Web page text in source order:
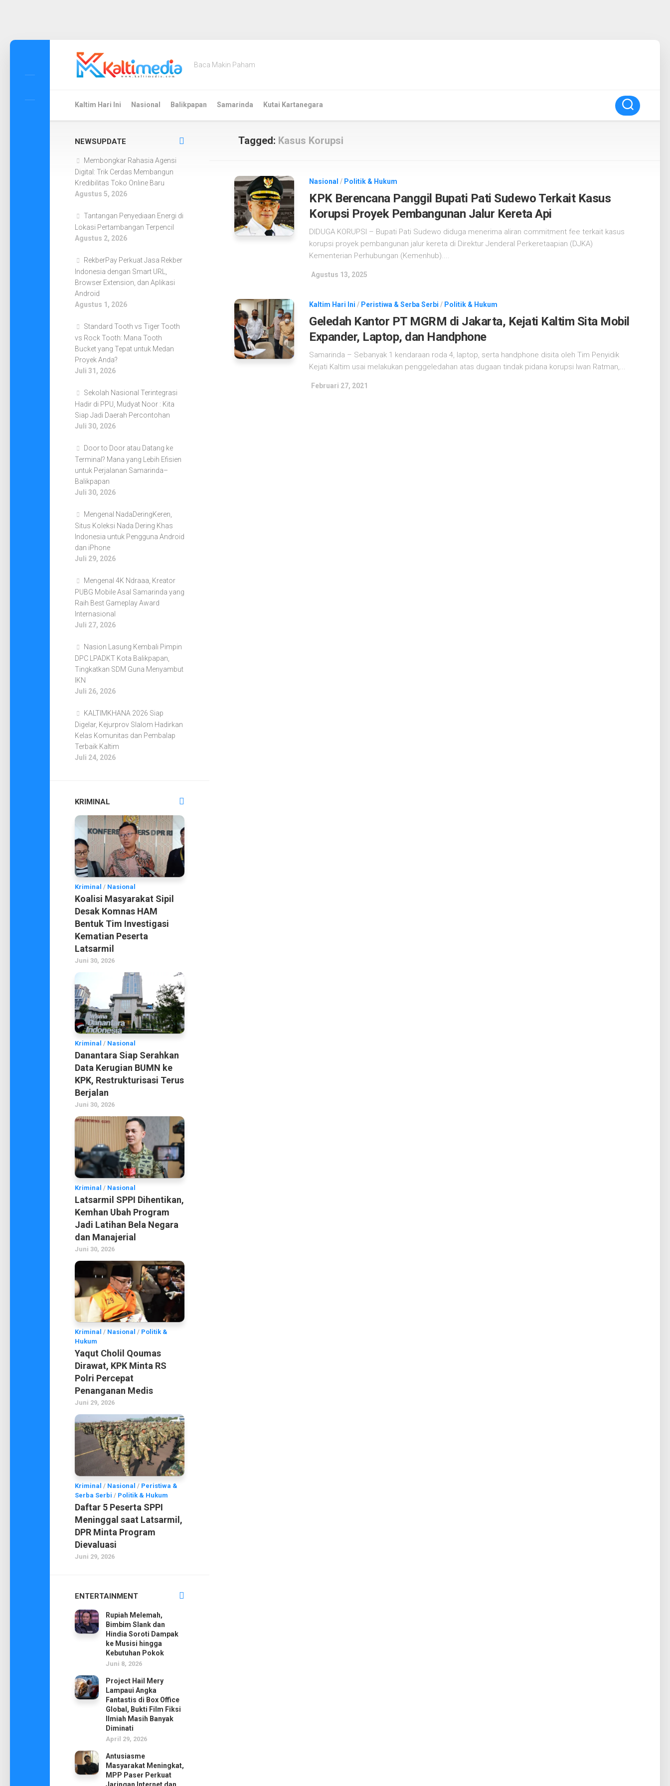
Skip
Baca Makin Paham
Kaltim Hari Ini Nasional Balikpapan Samarinda Kutai Kartanegara
Tagged: Kasus Korupsi
Nasional / Politik & Hukum
KPK Berencana Panggil Bupati Pati Sudewo Terkait Kasus
Korupsi Proyek Pembangunan Jalur Kereta Api
DIDUGA KORUPSI – Bupati Pati Sudewo diduga menerima aliran commitment fee terkait kasus
korupsi proyek pembangunan jalur kereta di Direktur Jenderal Perkeretaapian (DJKA)
Kementerian Perhubungan (Kemenhub)....
Agustus 13, 2025
Kaltim Hari Ini / Peristiwa & Serba Serbi / Politik & Hukum
Geledah Kantor PT MGRM di Jakarta, Kejati Kaltim Sita Mobil
Expander, Laptop, dan Handphone
Samarinda – Sebanyak 1 kendaraan roda 4, laptop, serta handphone disita oleh Tim Penyidik
Kejati Kaltim usai melakukan penggeledahan atas dugaan tindak pidana korupsi Iwan Ratman,...
Februari 27, 2021
NEWSUPDATE
Membongkar Rahasia Agensi
Digital: Trik Cerdas Membangun
Kredibilitas Toko Online Baru
Agustus 5, 2026
Tantangan Penyediaan Energi di
Lokasi Pertambangan Terpencil
Agustus 2, 2026
RekberPay Perkuat Jasa Rekber
Indonesia dengan Smart URL,
Browser Extension, dan Aplikasi
Android
Agustus 1, 2026
Standard Tooth vs Tiger Tooth
vs Rock Tooth: Mana Tooth
Bucket yang Tepat untuk Medan
Proyek Anda?
Juli 31, 2026
Sekolah Nasional Terintegrasi
Hadir di PPU, Mudyat Noor : Kita
Siap Jadi Daerah Percontohan
Juli 30, 2026
Door to Door atau Datang ke
Terminal? Mana yang Lebih Efisien
untuk Perjalanan Samarinda–
Balikpapan
Juli 30, 2026
Mengenal NadaDeringKeren,
Situs Koleksi Nada Dering Khas
Indonesia untuk Pengguna Android
dan iPhone
Juli 29, 2026
Mengenal 4K Ndraaa, Kreator
PUBG Mobile Asal Samarinda yang
Raih Best Gameplay Award
Internasional
Juli 27, 2026
Nasion Lasung Kembali Pimpin
DPC LPADKT Kota Balikpapan,
Tingkatkan SDM Guna Menyambut
IKN
Juli 26, 2026
KALTIMKHANA 2026 Siap
Digelar, Kejurprov Slalom Hadirkan
Kelas Komunitas dan Pembalap
Terbaik Kaltim
Juli 24, 2026
KRIMINAL
Kriminal / Nasional
Koalisi Masyarakat Sipil
Desak Komnas HAM
Bentuk Tim Investigasi
Kematian Peserta
Latsarmil
Juni 30, 2026
Kriminal / Nasional
Danantara Siap Serahkan
Data Kerugian BUMN ke
KPK, Restrukturisasi Terus
Berjalan
Juni 30, 2026
Kriminal / Nasional
Latsarmil SPPI Dihentikan,
Kemhan Ubah Program
Jadi Latihan Bela Negara
dan Manajerial
Juni 30, 2026
Kriminal / Nasional / Politik &
Hukum
Yaqut Cholil Qoumas
Dirawat, KPK Minta RS
Polri Percepat
Penanganan Medis
Juni 29, 2026
Kriminal / Nasional / Peristiwa &
Serba Serbi / Politik & Hukum
Daftar 5 Peserta SPPI
Meninggal saat Latsarmil,
DPR Minta Program
Dievaluasi
Juni 29, 2026
ENTERTAINMENT
Rupiah Melemah,
Bimbim Slank dan
Hindia Soroti Dampak
ke Musisi hingga
Kebutuhan Pokok
Juni 8, 2026
Project Hail Mery
Lampaui Angka
Fantastis di Box Office
Global, Bukti Film Fiksi
Ilmiah Masih Banyak
Diminati
April 29, 2026
Antusiasme
Masyarakat Meningkat,
MPP Paser Perkuat
Jaringan Internet dan